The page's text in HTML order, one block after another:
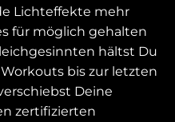
Lichteffekte mehr
für möglich gehalten
hältst Du
bis zur letzten
Deine
zertifizierten